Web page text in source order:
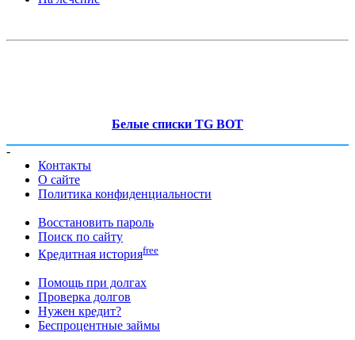
Белые списки TG BOT
-
Контакты
О сайте
Политика конфиденциальности
Восстановить пароль
Поиск по сайту
Кредитная историяfree
Помощь при долгах
Проверка долгов
Нужен кредит?
Беспроцентные займы